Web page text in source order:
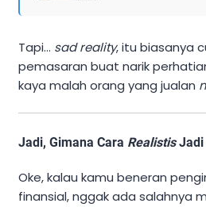
Tapi… sad reality, itu biasanya
pemasaran buat narik
kaya malah orang yang jualan
Jadi, Gimana Cara RealistisJadi
Oke, kalau kamu beneran
finansial, nggak ada salahnya